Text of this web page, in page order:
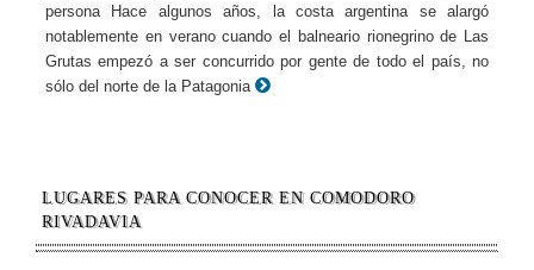
persona Hace algunos años, la costa argentina se alargó
notablemente en verano cuando el balneario rionegrino de Las
Grutas empezó a ser concurrido por gente de todo el país, no
sólo del norte de la Patagonia
LUGARES PARA CONOCER EN COMODORO
RIVADAVIA